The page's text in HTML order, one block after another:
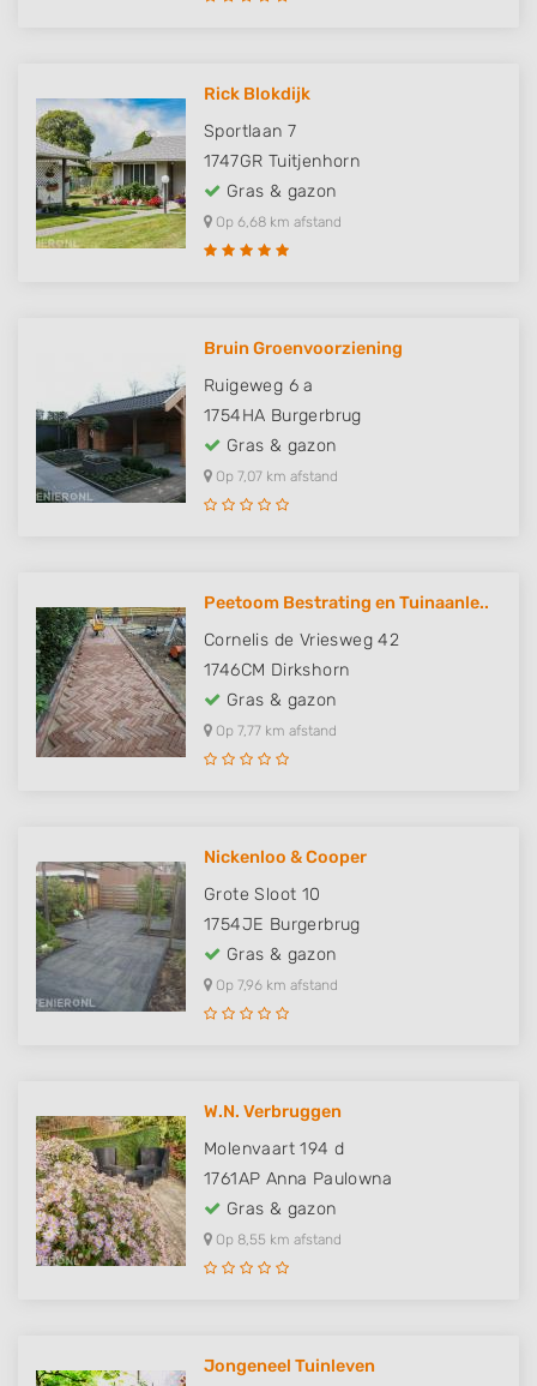
Rick Blokdijk
Sportlaan 7
1747GR Tuitjenhorn
Gras & gazon
Op 6,68 km afstand
Bruin Groenvoorziening
Ruigeweg 6 a
1754HA Burgerbrug
Gras & gazon
Op 7,07 km afstand
Peetoom Bestrating en Tuinaanle..
Cornelis de Vriesweg 42
1746CM Dirkshorn
Gras & gazon
Op 7,77 km afstand
Nickenloo & Cooper
Grote Sloot 10
1754JE Burgerbrug
Gras & gazon
Op 7,96 km afstand
W.N. Verbruggen
Molenvaart 194 d
1761AP Anna Paulowna
Gras & gazon
Op 8,55 km afstand
Jongeneel Tuinleven